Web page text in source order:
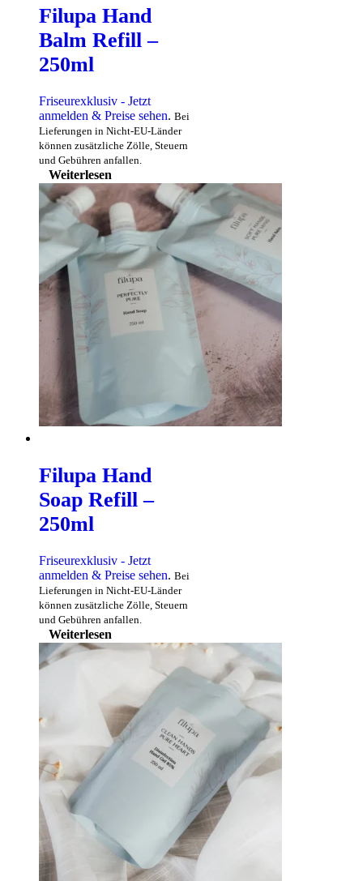
Filupa Hand
Balm Refill –
250ml
Friseurexklusiv - Jetzt
anmelden & Preise sehen. Bei
Lieferungen in Nicht-EU-Länder
können zusätzliche Zölle, Steuern
und Gebühren anfallen.
Weiterlesen
Filupa Hand
Soap Refill –
250ml
Friseurexklusiv - Jetzt
anmelden & Preise sehen. Bei
Lieferungen in Nicht-EU-Länder
können zusätzliche Zölle, Steuern
und Gebühren anfallen.
Weiterlesen